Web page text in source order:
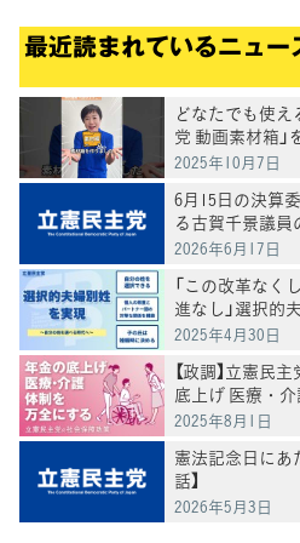
最近読まれているニュー
どなたでも使え
党 動画素材箱」
した
2025年10月7日
6月15日の決算
る古賀千景議員
言と処分について
2026年6月17日
「この改革なく
進なし」選択的
を提出
2025年4月30日
【政調】立憲民
底上げ 医療・
全にする」
2025年8月1日
憲法記念日にあ
話】
2026年5月3日